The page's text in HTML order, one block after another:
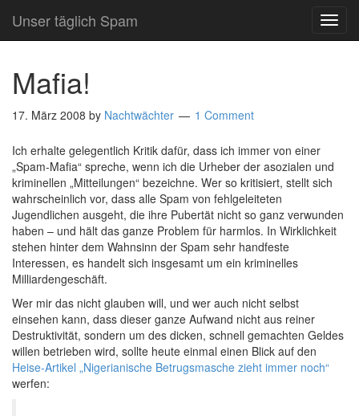
Unser täglich Spam
Mafia!
17. März 2008 by Nachtwächter 1 Comment
Ich erhalte gelegentlich Kritik dafür, dass ich immer von einer
„Spam-Mafia“ spreche, wenn ich die Urheber der asozialen und
kriminellen „Mitteilungen“ bezeichne. Wer so kritisiert, stellt sich
wahrscheinlich vor, dass alle Spam von fehlgeleiteten
Jugendlichen ausgeht, die ihre Pubertät nicht so ganz verwunden
haben – und hält das ganze Problem für harmlos. In Wirklichkeit
stehen hinter dem Wahnsinn der Spam sehr handfeste
Interessen, es handelt sich insgesamt um ein kriminelles
Milliardengeschäft.
Wer mir das nicht glauben will, und wer auch nicht selbst
einsehen kann, dass dieser ganze Aufwand nicht aus reiner
Destruktivität, sondern um des dicken, schnell gemachten Geldes
willen betrieben wird, sollte heute einmal einen Blick auf den
Heise-Artikel „Nigerianische Betrugsmasche zieht immer noch“
werfen: